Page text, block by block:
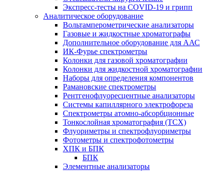
Экспресс-тесты на COVID-19 и грипп
Аналитическое оборудование
Вольтамперометрические анализаторы
Газовые и жидкостные хроматографы
Дополнительное оборудование для ААС
ИК-Фурье спектрометры
Колонки для газовой хроматографии
Колонки для жидкостной хроматографии
Наборы для определения компонентов
Рамановские спектрометры
Рентгенофлуоресцентные анализаторы
Системы капиллярного электрофореза
Спектрометры атомно-абсорбционные
Тонкослойная хроматография (ТСХ)
Флуориметры и спектрофлуориметры
Фотометры и спектрофотометры
ХПК и БПК
БПК
Элементные анализаторы